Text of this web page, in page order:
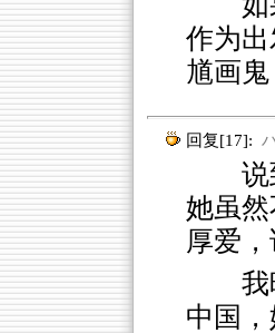
作为
馗画
回复[17]:
说到
她虽
厚爱
中国